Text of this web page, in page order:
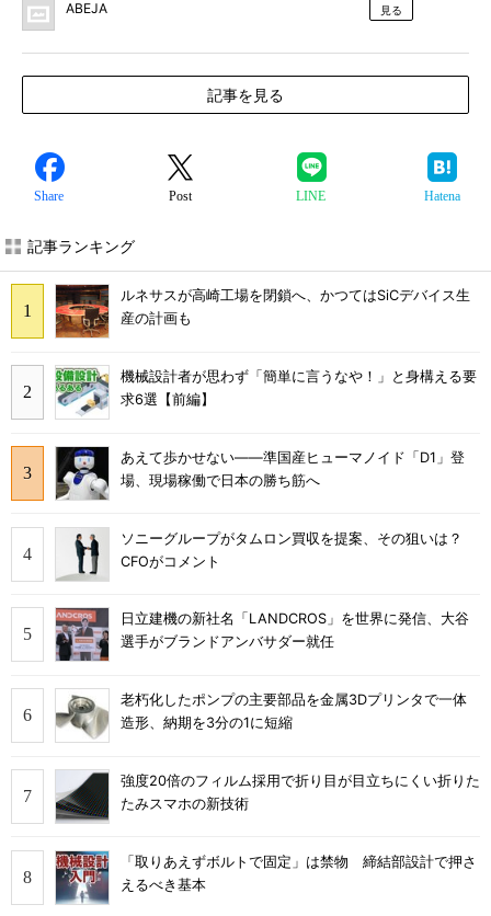
ABEJA 見る
記事を見る
Share Post LINE Hatena
記事ランキング
ルネサスが高崎工場を閉鎖へ、かつてはSiCデバイス生
産の計画も
機械設計者が思わず「簡単に言うなや！」と身構える要
求6選【前編】
あえて歩かせない――準国産ヒューマノイド「D1」登
場、現場稼働で日本の勝ち筋へ
ソニーグループがタムロン買収を提案、その狙いは？
CFOがコメント
日立建機の新社名「LANDCROS」を世界に発信、大谷
選手がブランドアンバサダー就任
老朽化したポンプの主要部品を金属3Dプリンタで一体
造形、納期を3分の1に短縮
強度20倍のフィルム採用で折り目が目立ちにくい折りた
たみスマホの新技術
「取りあえずボルトで固定」は禁物 締結部設計で押さ
えるべき基本